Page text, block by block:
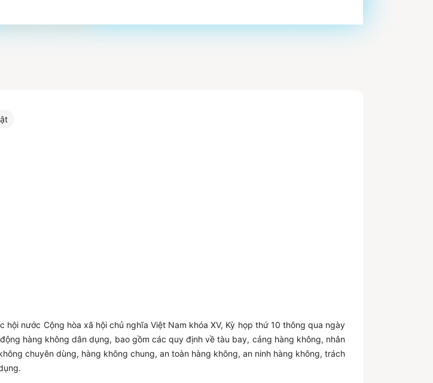
nước Cộng hòa xã hội chủ nghĩa Việt Nam khóa XV, Kỳ họp thứ 10 thông qua ngày
hàng không dân dụng, bao gồm các quy định về tàu bay, cảng hàng không, nhân
chuyên dùng, hàng không chung, an toàn hàng không, an ninh hàng không, trách